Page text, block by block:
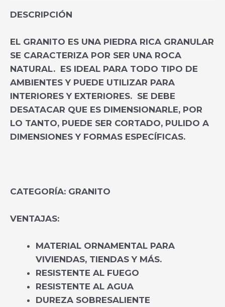
DESCRIPCIÓN
EL GRANITO ES UNA PIEDRA RICA GRANULAR
SE CARACTERIZA POR SER UNA ROCA
NATURAL. ES IDEAL PARA TODO TIPO DE
AMBIENTES Y PUEDE UTILIZAR PARA
INTERIORES Y EXTERIORES. SE DEBE
DESATACAR QUE ES DIMENSIONARLE, POR
LO TANTO, PUEDE SER CORTADO, PULIDO A
DIMENSIONES Y FORMAS ESPECÍFICAS.
CATEGORÍA: GRANITO
VENTAJAS:
MATERIAL ORNAMENTAL PARA
VIVIENDAS, TIENDAS Y MÁS.
RESISTENTE AL FUEGO
RESISTENTE AL AGUA
DUREZA SOBRESALIENTE